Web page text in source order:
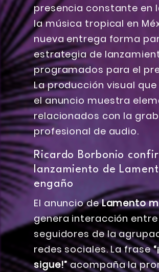
presencia constante en
la música tropical en
nueva entrega forma
estrategia de
programados para el
La producción visual
el anuncio muestra
relacionados con la
profesional de audio.
Ricardo Borbonio
lanzamiento de
engaño
El anuncio deLamento
genera interacción
seguidores de la
redes sociales. La frase
sigue!”acompaña la